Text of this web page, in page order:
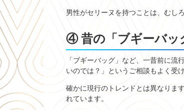
男性がセリーヌを持つことは、むし
④ 昔の「ブギーバッ
「ブギーバッグ」など、一昔前に
いのでは？」というご相談もよく受け
確かに現行のトレンドとは異なりま
れています。